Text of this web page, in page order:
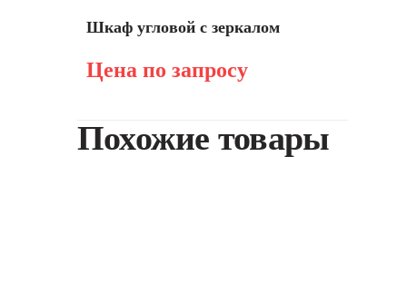
Шкаф угловой с зеркалом
Цена по запросу
Похожие товары